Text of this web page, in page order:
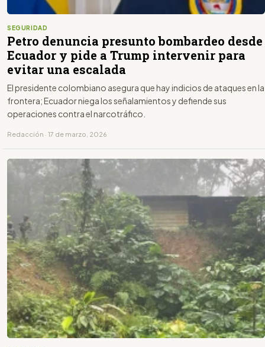
SEGURIDAD
Petro denuncia presunto bombardeo desde
Ecuador y pide a Trump intervenir para
evitar una escalada
El presidente colombiano asegura que hay indicios de ataques en la
frontera; Ecuador niega los señalamientos y defiende sus
operaciones contra el narcotráfico.
Redacción · 17 de marzo, 2026